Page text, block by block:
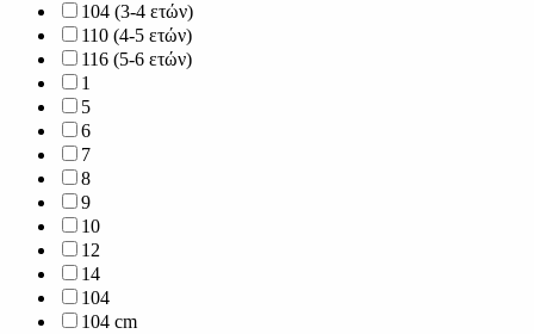
104 (3-4 ετών)
110 (4-5 ετών)
116 (5-6 ετών)
1
5
6
7
8
9
10
12
14
104
104 cm